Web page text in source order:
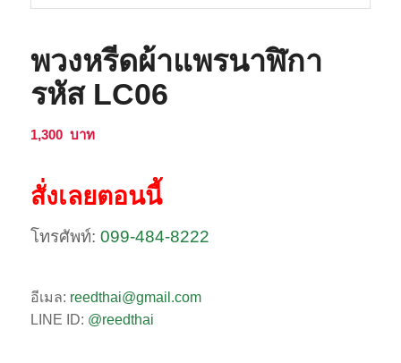
พวงหรีดผ้าแพรนาฬิกา
รหัส LC06
1,300 บาท
สั่งเลยตอนนี้
โทรศัพท์: 099-484-8222
อีเมล: reedthai@gmail.com
LINE ID: @reedthai